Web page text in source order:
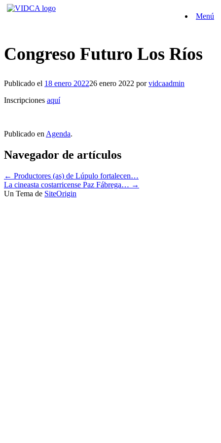
Saltar
Menú
Congreso Futuro Los Ríos
Publicado el 18 enero 202226 enero 2022 porvidcaadmin
Inscripciones aquí
Publicado en Agenda.
Navegador de artículos
← Productores (as) de Lúpulo fortalecen…
La cineasta costarricense Paz Fábrega… →
Un Tema de SiteOrigin